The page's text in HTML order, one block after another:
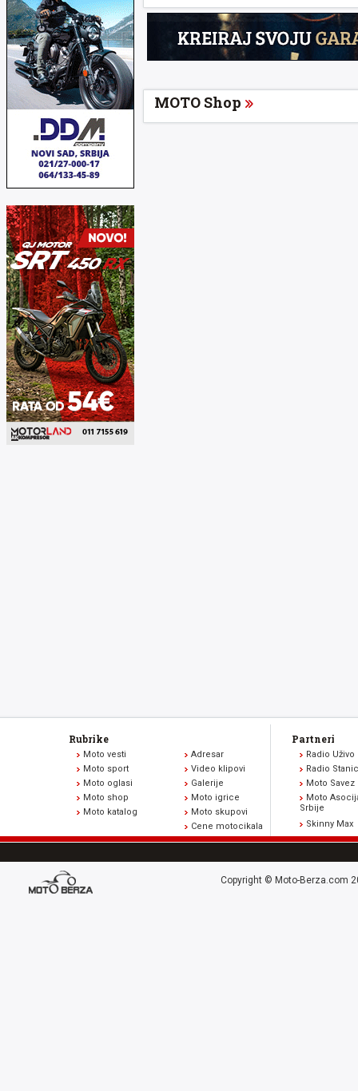
MOTO Shop
Rubrike
Moto vesti
Moto sport
Moto oglasi
Moto shop
Moto katalog
Adresar
Video klipovi
Galerije
Moto igrice
Moto skupovi
Cene motocikala
Partneri
Radio Uživo
Radio
Moto Savez
Moto
Srbije
Skinny Max
Copyright © Moto-Berza.com